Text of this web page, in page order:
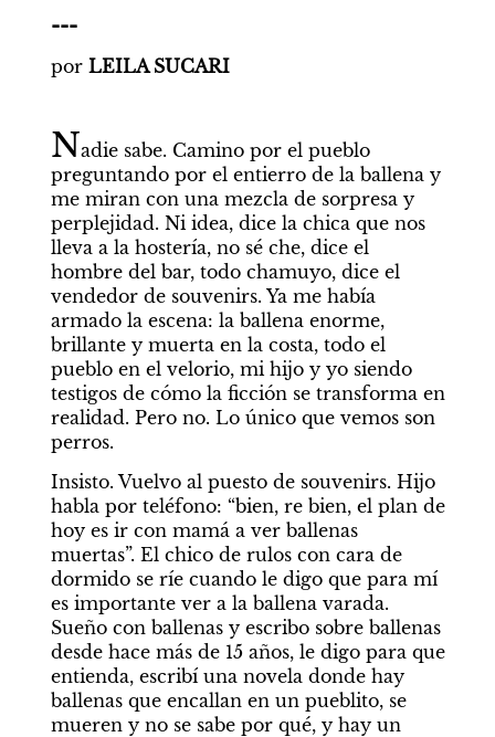
---
por LEILA SUCARI
Nadie sabe. Camino por el pueblo
preguntando por el entierro de la ballena y
me miran con una mezcla de sorpresa y
perplejidad. Ni idea, dice la chica que nos
lleva a la hostería, no sé che, dice el
hombre del bar, todo chamuyo, dice el
vendedor de souvenirs. Ya me había
armado la escena: la ballena enorme,
brillante y muerta en la costa, todo el
pueblo en el velorio, mi hijo y yo siendo
testigos de cómo la ficción se transforma en
realidad. Pero no. Lo único que vemos son
perros.
Insisto. Vuelvo al puesto de souvenirs. Hijo
habla por teléfono: “bien, re bien, el plan de
hoy es ir con mamá a ver ballenas
muertas”. El chico de rulos con cara de
dormido se ríe cuando le digo que para mí
es importante ver a la ballena varada.
Sueño con ballenas y escribo sobre ballenas
desde hace más de 15 años, le digo para que
entienda, escribí una novela donde hay
ballenas que encallan en un pueblito, se
mueren y no se sabe por qué, y hay un